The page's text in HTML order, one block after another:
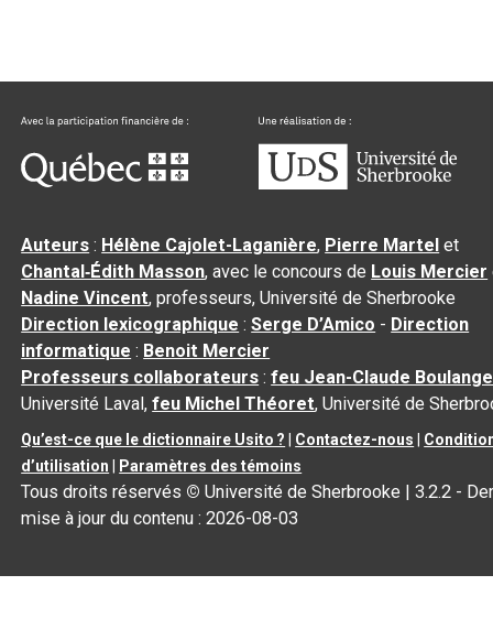
Auteurs : Hélène Cajolet-Laganière, Pierre Martel et
Chantal‑Édith Masson, avec le concours de Louis Mercier
Nadine Vincent, professeurs, Université de Sherbrooke
Direction lexicographique :Serge D’Amico - Direction
informatique : Benoit Mercier
Professeurs collaborateurs :feu Jean-Claude
Université Laval,feu Michel Théoret, Université de
Qu’est-ce que le dictionnaire Usito ? Contactez-nous
d’utilisation
Paramètres des témoins
Tous droits réservés © Université de Sherbrooke |3.2.2 -
mise à jour du contenu :2026-08-03